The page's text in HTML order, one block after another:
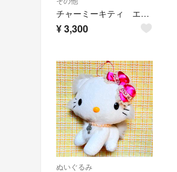
チャーミーキティ エプロン サンリオ LL〜3L
¥3,300
ぬいぐるみ